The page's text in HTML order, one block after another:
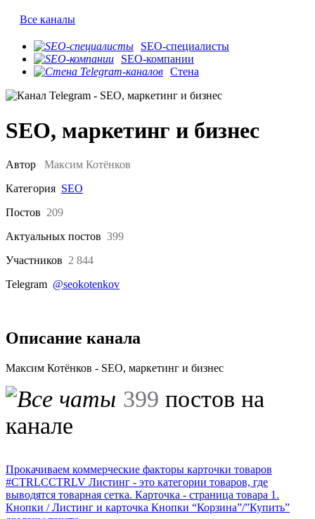
Все каналы
SEO-специалисты
SEO-компании
Стена
SEO, маркетинг и бизнес
Автор
Максим Котёнков
Категория SEO
Постов 209
Актуальных постов 399
Участников 2 844
Telegram @seokotenkov
Описание канала
Максим Котёнков - SEO, маркетинг и бизнес
399 постов на
канале
Прокачиваем коммерческие факторы карточки товаров
#CTRLCCTRLV Листинг - это категории товаров, где
выводятся товарная сетка. Карточка - страница товара 1.
Кнопки / Листинг и карточка Кнопки “Корзина”/”Купить”